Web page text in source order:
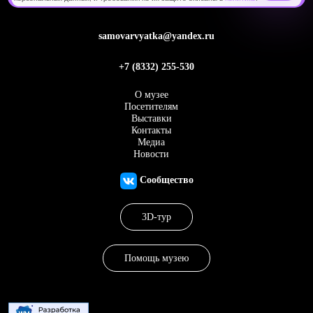
samovarvyatka@yandex.ru
+7 (8332) 255-530
О музее
Посетителям
Выставки
Контакты
Медиа
Новости
Сообщество
3D-тур
Помощь музею